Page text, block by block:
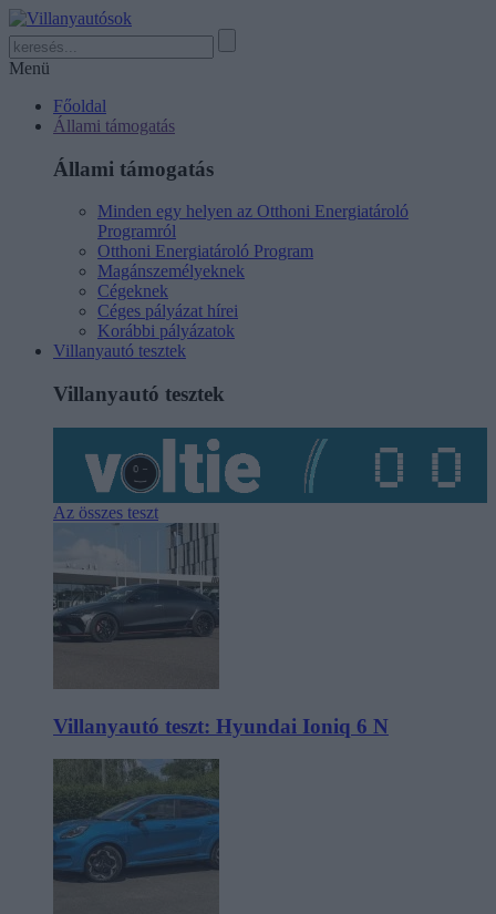
Menü
Főoldal
Állami támogatás
Állami támogatás
Minden egy helyen az Otthoni Energiatároló
Programról
Otthoni Energiatároló Program
Magánszemélyeknek
Cégeknek
Céges pályázat hírei
Korábbi pályázatok
Villanyautó tesztek
Villanyautó tesztek
Az összes teszt
Villanyautó teszt: Hyundai Ioniq 6 N